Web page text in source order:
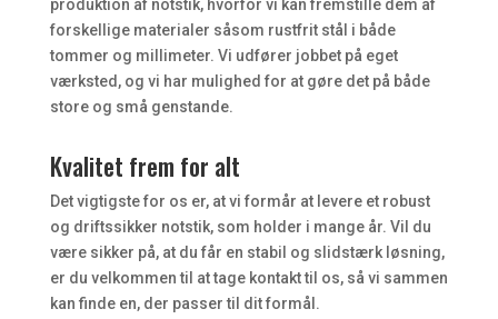
produktion af notstik, hvorfor vi kan fremstille dem af
forskellige materialer såsom rustfrit stål i både
tommer og millimeter. Vi udfører jobbet på eget
værksted, og vi har mulighed for at gøre det på både
store og små genstande.
Kvalitet frem for alt
Det vigtigste for os er, at vi formår at levere et robust
og driftssikker notstik, som holder i mange år. Vil du
være sikker på, at du får en stabil og slidstærk løsning,
er du velkommen til at tage kontakt til os, så vi sammen
kan finde en, der passer til dit formål.